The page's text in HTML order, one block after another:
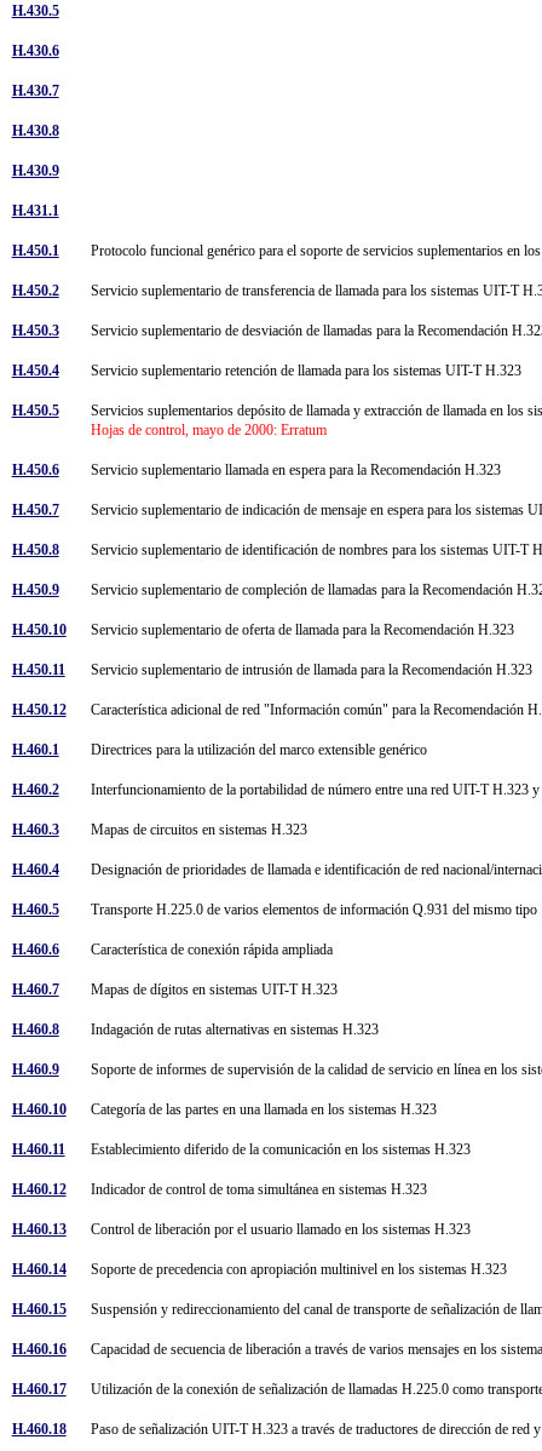
H.430.5
H.430.6
H.430.7
H.430.8
H.430.9
H.431.1
H.450.1 Protocolo funcional genérico para el soporte de servicios suplementarios en
H.450.2 Servicio suplementario de transferencia de llamada para los sistemas UIT-T
H.450.3 Servicio suplementario de desviación de llamadas para la Recomendación
H.450.4 Servicio suplementario retención de llamada para los sistemas UIT-T H.323
H.450.5
Servicios suplementarios depósito de llamada y extracción de llamada en los
Hojas de control, mayo de 2000: Erratum
H.450.6 Servicio suplementario llamada en espera para la Recomendación H.323
H.450.7 Servicio suplementario de indicación de mensaje en espera para los sistemas
H.450.8 Servicio suplementario de identificación de nombres para los sistemas UIT-T
H.450.9 Servicio suplementario de compleción de llamadas para la Recomendación
H.450.10 Servicio suplementario de oferta de llamada para la Recomendación H.323
H.450.11 Servicio suplementario de intrusión de llamada para la Recomendación H.323
H.450.12 Característica adicional de red "Información común" para la Recomendación
H.460.1 Directrices para la utilización del marco extensible genérico
H.460.2 Interfuncionamiento de la portabilidad de número entre una red UIT-T H.323
H.460.3 Mapas de circuitos en sistemas H.323
H.460.4 Designación de prioridades de llamada e identificación de red nacional/
H.460.5 Transporte H.225.0 de varios elementos de información Q.931 del mismo
H.460.6 Característica de conexión rápida ampliada
H.460.7 Mapas de dígitos en sistemas UIT-T H.323
H.460.8 Indagación de rutas alternativas en sistemas H.323
H.460.9 Soporte de informes de supervisión de la calidad de servicio en línea en los
H.460.10 Categoría de las partes en una llamada en los sistemas H.323
H.460.11 Establecimiento diferido de la comunicación en los sistemas H.323
H.460.12 Indicador de control de toma simultánea en sistemas H.323
H.460.13 Control de liberación por el usuario llamado en los sistemas H.323
H.460.14 Soporte de precedencia con apropiación multinivel en los sistemas H.323
H.460.15 Suspensión y redireccionamiento del canal de transporte de señalización de
H.460.16 Capacidad de secuencia de liberación a través de varios mensajes en los
H.460.17 Utilización de la conexión de señalización de llamadas H.225.0 como
H.460.18 Paso de señalización UIT-T H.323 a través de traductores de dirección de red